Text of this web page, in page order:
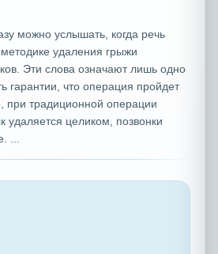
можно услышать, когда речь
удаления грыжи
Эти слова означают лишь одно
гарантии, что операция пройдет
при традиционной операции
удаляется целиком, позвонки
...